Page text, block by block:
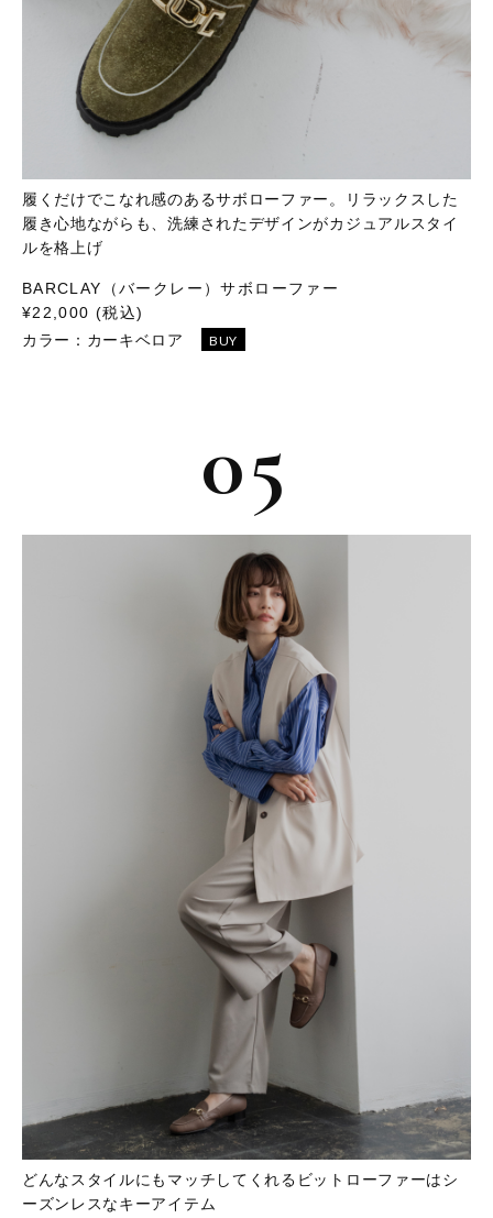
履くだけでこなれ感のあるサボローファー。リラックスした
履き心地ながらも、洗練されたデザインがカジュアルスタイ
ルを格上げ
BARCLAY（バークレー）サボローファー
¥22,000 (税込)
カラー： カーキベロア BUY
05
どんなスタイルにもマッチしてくれるビットローファーはシ
ーズンレスなキーアイテム